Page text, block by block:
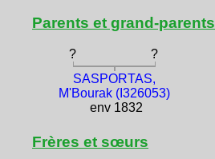
Parents et grand-parents
? ?
SASPORTAS,
M'Bourak (I326053)
env 1832
Frères et sœurs